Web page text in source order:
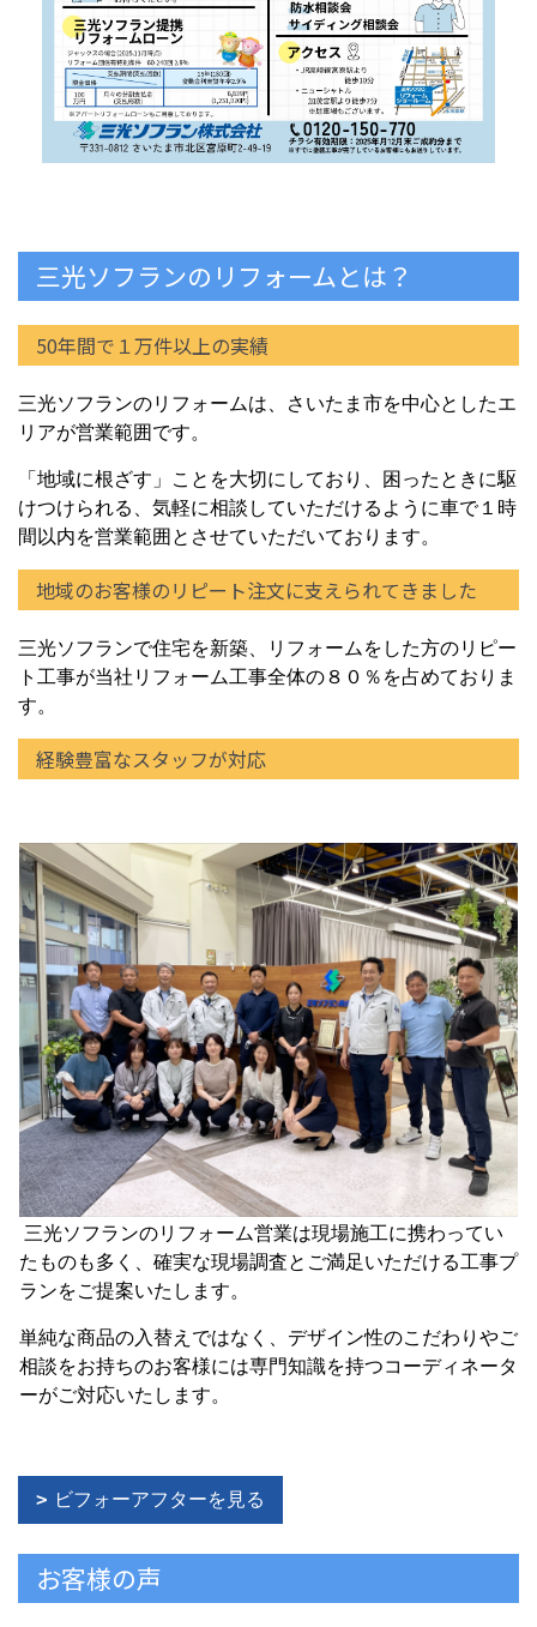
三光ソフランのリフォームとは？
50年間で１万件以上の実績
三光ソフランのリフォームは、さいたま市を中心としたエ
リアが営業範囲です。
「地域に根ざす」ことを大切にしており、困ったときに駆
けつけられる、気軽に相談していただけるように車で１時
間以内を営業範囲とさせていただいております。
地域のお客様のリピート注文に支えられてきました
三光ソフランで住宅を新築、リフォームをした方のリピー
ト工事が当社リフォーム工事全体の８０％を占めておりま
す。
経験豊富なスタッフが対応
三光ソフランのリフォーム営業は現場施工に携わってい
たものも多く、確実な現場調査とご満足いただける工事プ
ランをご提案いたします。
単純な商品の入替えではなく、デザイン性のこだわりやご
相談をお持ちのお客様には専門知識を持つコーディネータ
ーがご対応いたします。
ビフォーアフターを見る
お客様の声